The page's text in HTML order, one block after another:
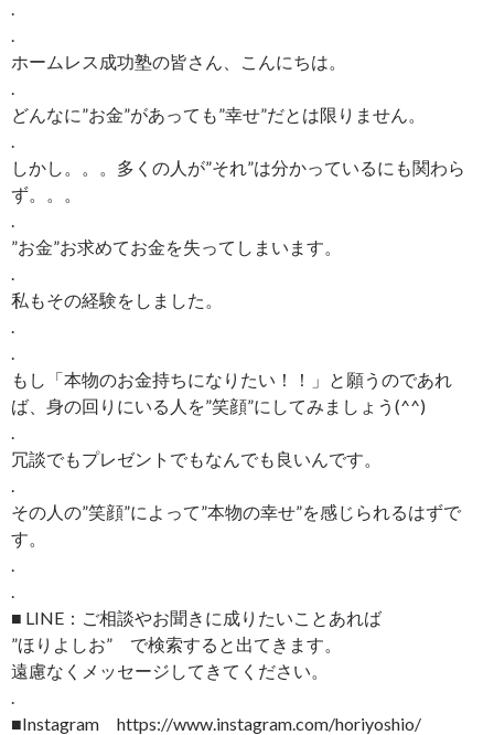
ホームレス成功塾の皆さん、こんにちは。
どんなに”お金”があっても”幸せ”だとは限りません。
しかし。。。多くの人が”それ”は分かっているにも関わら
ず。。。
”お金”お求めてお金を失ってしまいます。
私もその経験をしました。
もし「本物のお金持ちになりたい！！」と願うのであれ
ば、身の回りにいる人を”笑顔”にしてみましょう(^^)
冗談でもプレゼントでもなんでも良いんです。
その人の”笑顔”によって”本物の幸せ”を感じられるはずで
す。
■ LINE：ご相談やお聞きに成りたいことあれば
”ほりよしお” で検索すると出てきます。
遠慮なくメッセージしてきてください。
■Instagram https://www.instagram.com/horiyoshio/